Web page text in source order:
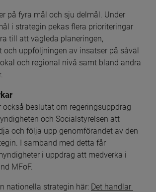
på fyra mål och sju delmål. Under
i strategin pekas flera prioriteringar
till att vägleda planeringen,
och uppföljningen av insatser på såväl
och regional nivå samt bland andra
också beslutat om regeringsuppdrag
och Socialstyrelsen att
och följa upp genomförandet av den
I samband med detta får
i uppdrag att medverka i
MFoF.
nationella strategin här: Det handlar